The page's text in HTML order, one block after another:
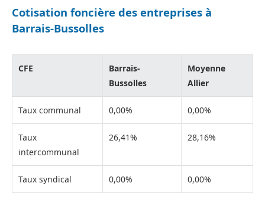
Cotisation foncière des entreprises à
Barrais-Bussolles
CFE
Barrais-
Bussolles
Moyenne
Allier
Taux communal 0,00% 0,00%
Taux
intercommunal
26,41% 28,16%
Taux syndical 0,00% 0,00%